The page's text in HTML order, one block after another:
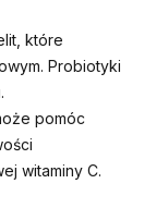
które
Probiotyki
pomóc
witaminy C.